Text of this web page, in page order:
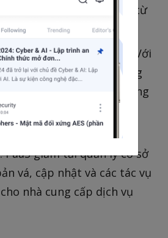
cả các công cụ họ cần, từ
nối Internet.
cận có thể mở rộng hơn: Với
có thể mua thêm dung
dựng, thử nghiệm, dàn dựng
dụng bất cứ khi nào họ
PaaS giảm tải quản lý cơ sở
vá, cập nhật và các tác vụ
nhà cung cấp dịch vụ